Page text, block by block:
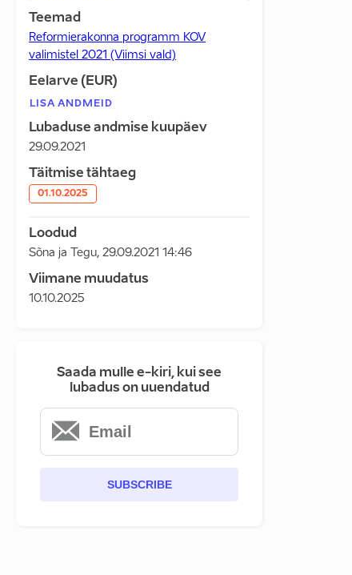
Teemad
Reformierakonna programm KOV
valimistel 2021 (Viimsi vald)
Eelarve (EUR)
LISA ANDMEID
Lubaduse andmise kuupäev
29.09.2021
Täitmise tähtaeg
01.10.2025
Loodud
Sõna ja Tegu, 29.09.2021 14:46
Viimane muudatus
10.10.2025
Saada mulle e-kiri, kui see
lubadus on uuendatud
SUBSCRIBE